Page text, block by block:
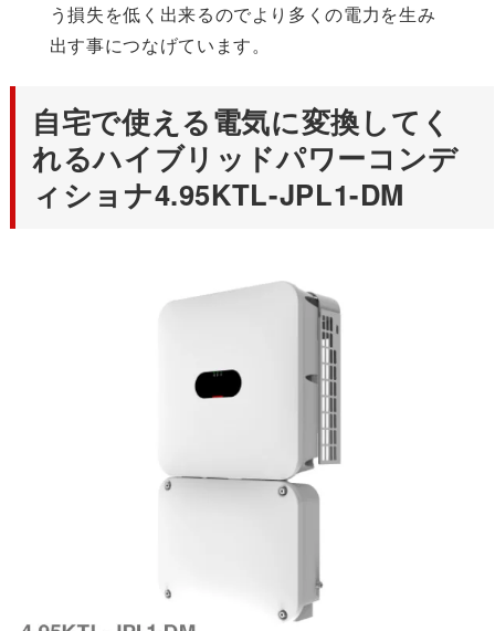
う損失を低く出来るのでより多くの電力を生み
出す事につなげています。
自宅で使える電気に変換してく
れるハイブリッドパワーコンデ
ィショナ4.95KTL-JPL1-DM